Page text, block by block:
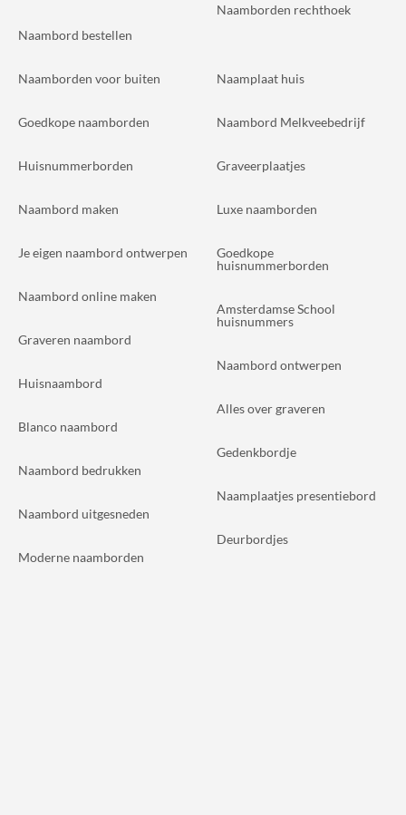
Naambord bestellen
Naamborden rechthoek
Naamborden voor buiten
Goedkope naamborden
Huisnummerborden
Naambord maken
Je eigen naambord ontwerpen
Naambord online maken
Graveren naambord
Huisnaambord
Blanco naambord
Naambord bedrukken
Naambord uitgesneden
Moderne naamborden
Naamplaat huis
Naambord Melkveebedrijf
Graveerplaatjes
Luxe naamborden
Goedkope
huisnummerborden
Amsterdamse School
huisnummers
Naambord ontwerpen
Alles over graveren
Gedenkbordje
Naamplaatjes presentiebord
Deurbordjes